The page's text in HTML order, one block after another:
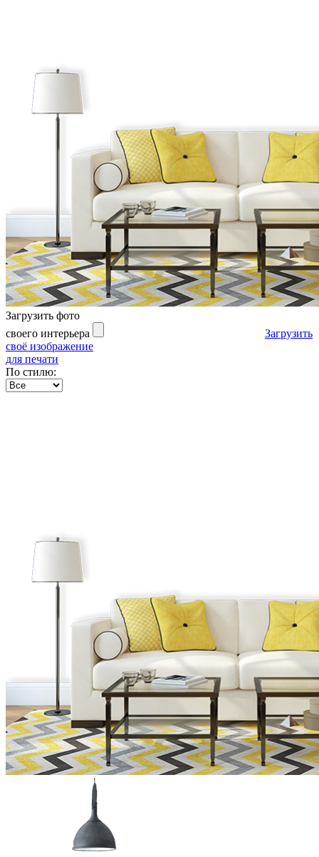
Загрузить фото
своего интерьера
Загрузить
своё изображение
для печати
По стилю: